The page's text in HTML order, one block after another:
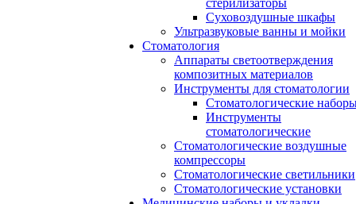
стерилизаторы
Суховоздушные шкафы
Ультразвуковые ванны и мойки
Стоматология
Аппараты светоотверждения
композитных материалов
Инструменты для стоматологии
Стоматологические
Инструменты
стоматологические
Стоматологические воздушные
компрессоры
Стоматологические светильники
Стоматологические установки